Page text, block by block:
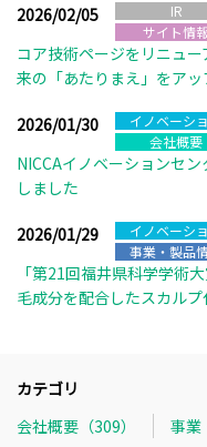
2026/02/05 IR
サイト情
コア技術ページをリニュ
来の「あたりまえ」をア
2026/01/30 イノベーシ
会社概要
NICCAイノベーションセ
しました
2026/01/29 イノベーシ
事業・製品
「第21回福井県科学学術
毛成分を配合したスカル
カテゴリ
会社概要（309）
事業